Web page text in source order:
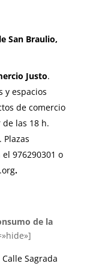
San Braulio,
Justo.
y espacios
de comercio
las 18 h.
976290301 o
.
de la
Sagrada